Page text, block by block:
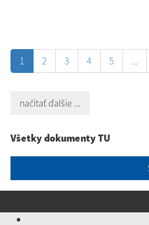
1 2 3 4 5 ...
načítať ďalšie ...
Všetky dokumenty TU